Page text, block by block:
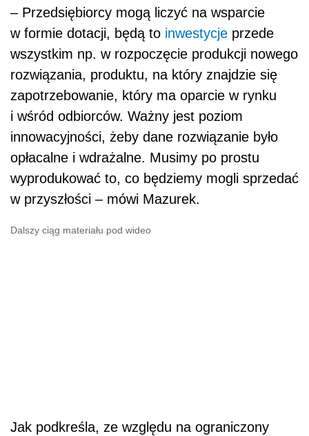
– Przedsiębiorcy mogą liczyć na wsparcie
w formie dotacji, będą to inwestycje przede
wszystkim np. w rozpoczęcie produkcji nowego
rozwiązania, produktu, na który znajdzie się
zapotrzebowanie, który ma oparcie w rynku
i wśród odbiorców. Ważny jest poziom
innowacyjności, żeby dane rozwiązanie było
opłacalne i wdrażalne. Musimy po prostu
wyprodukować to, co będziemy mogli sprzedać
w przyszłości – mówi Mazurek.
Dalszy ciąg materiału pod wideo
Jak podkreśla, ze względu na ograniczony